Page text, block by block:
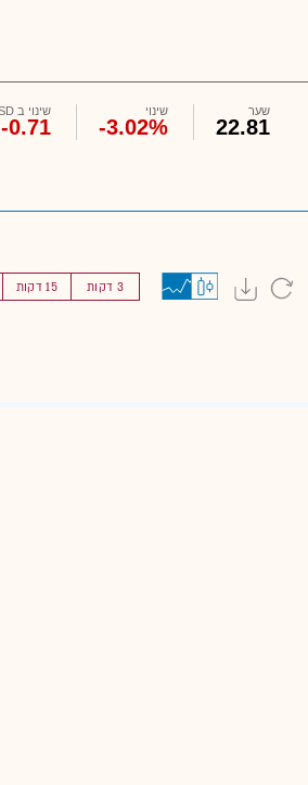
שער
22.81
שינוי
-3.02%
שינוי ב USD
-0.71
15 דקות 3 דקות